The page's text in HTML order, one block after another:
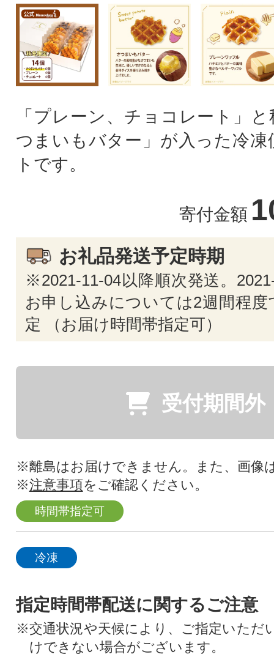
「プレーン、チョコレート」
つまいもバター」が入った冷凍
トです。
寄付金額
お礼品発送予定時期
※2021-11-04以降順次発送。
お申し込みについては2週間程度
定 （お届け時間帯指定可）
受付期間外
※離島はお届けできません。また、画像
※注意事項をご確認ください。
時間帯指定可
冷凍
指定時間帯配送に関するご注意
※交通状況や天候により、ご指定いただ
けできない場合がございます。